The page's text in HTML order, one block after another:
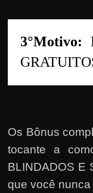
3°Motivo:
Os Bônus
tocante a
BLINDADOS E
que você